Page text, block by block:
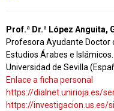
Prof.ª Dr.ª López Anguita,
Profesora Ayudante Doctor
Estudios Árabes e Islámicos.
Universidad de Sevilla
Enlace a ficha personal
https://dialnet.unirioja.es/
https://investigacion.us.es/